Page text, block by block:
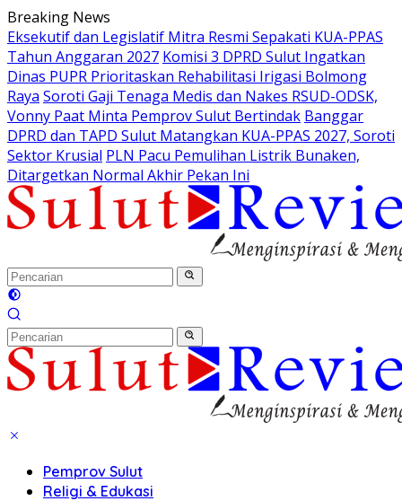
Langsung
ke
konten
Breaking News
Eksekutif dan Legislatif Mitra Resmi Sepakati KUA-PPAS
Tahun Anggaran 2027 Komisi 3 DPRD Sulut Ingatkan
Dinas PUPR Prioritaskan Rehabilitasi Irigasi Bolmong
Raya Soroti Gaji Tenaga Medis dan Nakes RSUD-ODSK,
Vonny Paat Minta Pemprov Sulut Bertindak Banggar
DPRD dan TAPD Sulut Matangkan KUA-PPAS 2027, Soroti
Sektor Krusial PLN Pacu Pemulihan Listrik Bunaken,
Ditargetkan Normal Akhir Pekan Ini
Pemprov Sulut
Religi & Edukasi